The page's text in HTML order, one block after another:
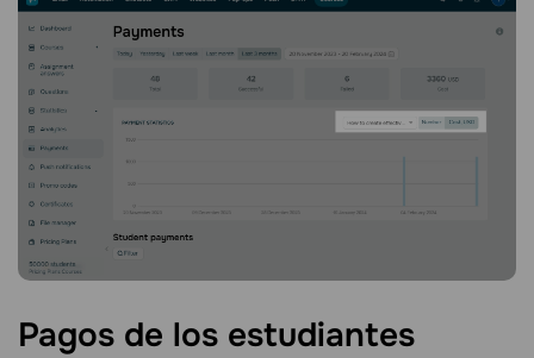
Pagos de los estudiantes